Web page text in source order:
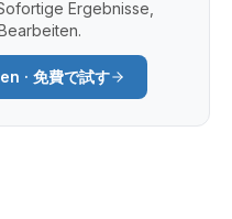
Ergebnisse,
· 免費で試す